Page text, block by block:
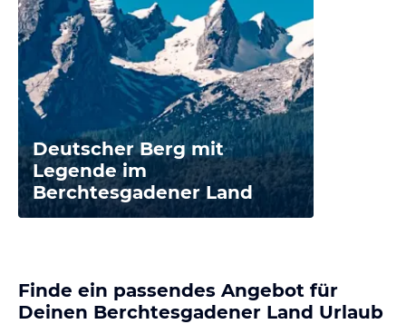
Deutscher Berg mit
Legende im
Berchtesgadener Land
Finde ein passendes Angebot für
Deinen Berchtesgadener Land Urlaub